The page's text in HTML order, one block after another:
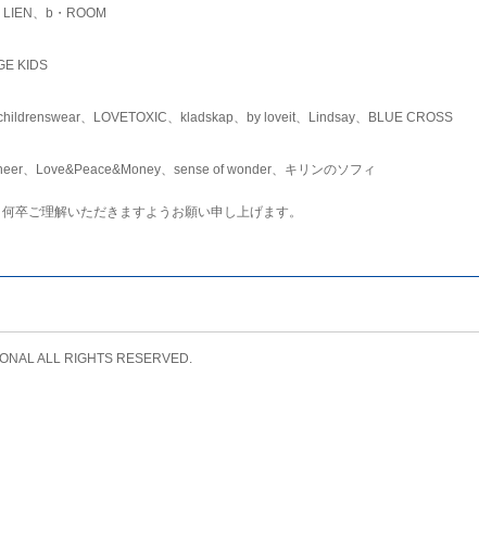
、b・ROOM
KIDS
、LOVETOXIC、kladskap、by loveit、Lindsay、BLUE CROSS
、Love&Peace&Money、sense of wonder、キリンのソフィ
卒ご理解いただきますようお願い申し上げます。